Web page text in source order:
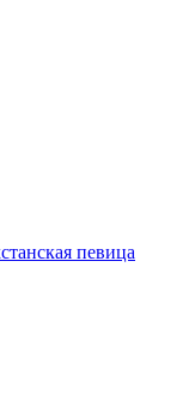
певица